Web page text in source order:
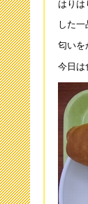
平成
2016年
避難訓
2016年
第30
2016年
小学
2016年
中学
2016年
はりは
した
匂いを
今日は